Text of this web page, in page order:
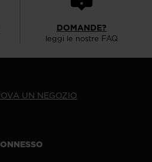
DOMANDE?
leggi le nostre FAQ
UN NEGOZIO